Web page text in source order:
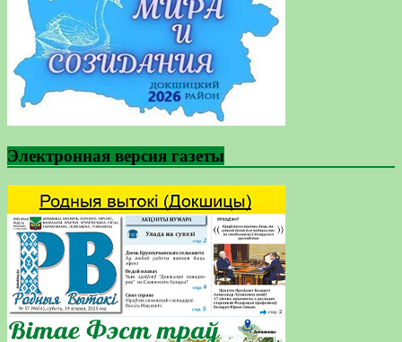
Электронная версия газеты